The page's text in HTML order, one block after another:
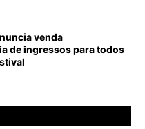
venda
de ingressos para todos